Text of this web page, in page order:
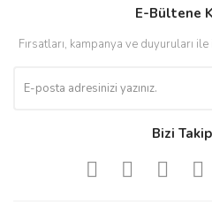
E-Bültene
Fırsatları, kampanya ve duyuruları
Bizi